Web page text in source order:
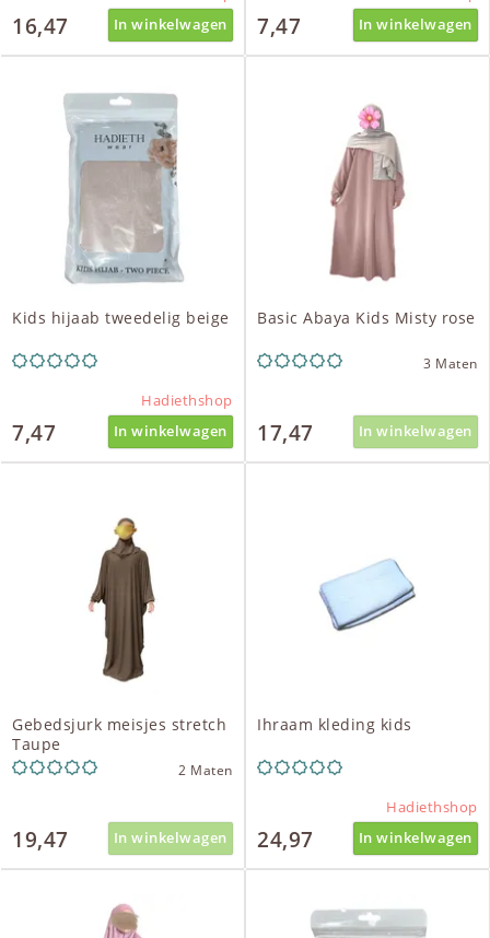
16,47 In winkelwagen 7,47 In winkelwagen
Kids hijaab tweedelig beige
Hadiethshop
7,47 In winkelwagen
Basic Abaya Kids Misty rose
3 Maten
17,47 In winkelwagen
Gebedsjurk meisjes stretch
Taupe
2 Maten
19,47 In winkelwagen
Ihraam kleding kids
Hadiethshop
24,97 In winkelwagen